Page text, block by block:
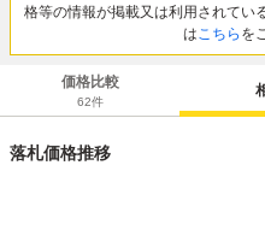
格等の情報が掲載又は利用されてい
はこちら を
価格比較
62件
落札価格推移